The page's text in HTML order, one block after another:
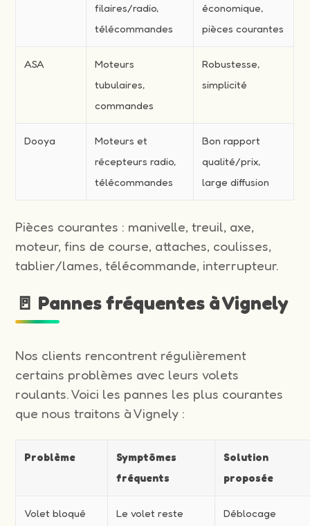
filaires/radio,
télécommandes
économique,
pièces courantes
ASA
Moteurs
tubulaires,
commandes
Robustesse,
simplicité
Dooya
Moteurs et
récepteurs radio,
télécommandes
Bon rapport
qualité/prix,
large diffusion
Pièces courantes : manivelle, treuil, axe,
moteur, fins de course, attaches, coulisses,
tablier/lames, télécommande, interrupteur.
🚪 Pannes fréquentes à Vignely
Nos clients rencontrent régulièrement
certains problèmes avec leurs volets
roulants. Voici les pannes les plus courantes
que nous traitons à Vignely :
Problème
Symptômes
fréquents
Solution
proposée
Volet bloqué
Le volet reste
Déblocage